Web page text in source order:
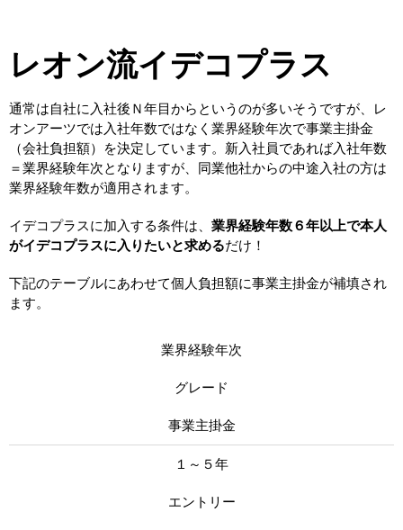
レオン流イデコプラス
通常は自社に入社後ｎ年目からというのが多いそうですが、レ
オンアーツでは入社年数ではなく業界経験年次で事業主掛金
（会社負担額）を決定しています。新入社員であれば入社年数
＝業界経験年次となりますが、同業他社からの中途入社の方は
業界経験年数が適用されます。
イデコプラスに加入する条件は、 業界経験年数６年以上で本人
がイデコプラスに入りたいと求めるだけ！
下記のテーブルにあわせて個人負担額に事業主掛金が補填され
ます。
業界経験年次
グレード
事業主掛金
１～５年
エントリー